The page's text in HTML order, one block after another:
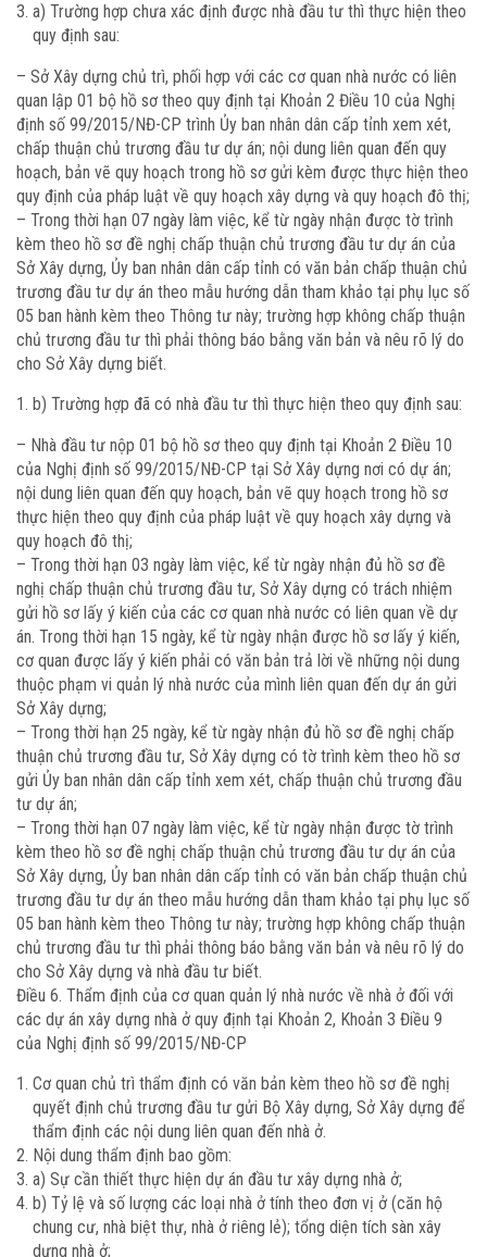
a) Trường hợp chưa xác định được nhà đầu tư thì thực hiện theo
quy định sau:
– Sở Xây dựng chủ trì, phối hợp với các cơ quan nhà nước có liên
quan lập 01 bộ hồ sơ theo quy định tại Khoản 2 Điều 10 của Nghị
định số 99/2015/NĐ-CP trình Ủy ban nhân dân cấp tỉnh xem xét,
chấp thuận chủ trương đầu tư dự án; nội dung liên quan đến quy
hoạch, bản vẽ quy hoạch trong hồ sơ gửi kèm được thực hiện theo
quy định của pháp luật về quy hoạch xây dựng và quy hoạch đô thị;
– Trong thời hạn 07 ngày làm việc, kể từ ngày nhận được tờ trình
kèm theo hồ sơ đề nghị chấp thuận chủ trương đầu tư dự án của
Sở Xây dựng, Ủy ban nhân dân cấp tỉnh có văn bản chấp thuận chủ
trương đầu tư dự án theo mẫu hướng dẫn tham khảo tại phụ lục số
05 ban hành kèm theo Thông tư này; trường hợp không chấp thuận
chủ trương đầu tư thì phải thông báo bằng văn bản và nêu rõ lý do
cho Sở Xây dựng biết.
b) Trường hợp đã có nhà đầu tư thì thực hiện theo quy định sau:
– Nhà đầu tư nộp 01 bộ hồ sơ theo quy định tại Khoản 2 Điều 10
của Nghị định số 99/2015/NĐ-CP tại Sở Xây dựng nơi có dự án;
nội dung liên quan đến quy hoạch, bản vẽ quy hoạch trong hồ sơ
thực hiện theo quy định của pháp luật về quy hoạch xây dựng và
quy hoạch đô thị;
– Trong thời hạn 03 ngày làm việc, kể từ ngày nhận đủ hồ sơ đề
nghị chấp thuận chủ trương đầu tư, Sở Xây dựng có trách nhiệm
gửi hồ sơ lấy ý kiến của các cơ quan nhà nước có liên quan về dự
án. Trong thời hạn 15 ngày, kể từ ngày nhận được hồ sơ lấy ý kiến,
cơ quan được lấy ý kiến phải có văn bản trả lời về những nội dung
thuộc phạm vi quản lý nhà nước của mình liên quan đến dự án gửi
Sở Xây dựng;
– Trong thời hạn 25 ngày, kể từ ngày nhận đủ hồ sơ đề nghị chấp
thuận chủ trương đầu tư, Sở Xây dựng có tờ trình kèm theo hồ sơ
gửi Ủy ban nhân dân cấp tỉnh xem xét, chấp thuận chủ trương đầu
tư dự án;
– Trong thời hạn 07 ngày làm việc, kể từ ngày nhận được tờ trình
kèm theo hồ sơ đề nghị chấp thuận chủ trương đầu tư dự án của
Sở Xây dựng, Ủy ban nhân dân cấp tỉnh có văn bản chấp thuận chủ
trương đầu tư dự án theo mẫu hướng dẫn tham khảo tại phụ lục số
05 ban hành kèm theo Thông tư này; trường hợp không chấp thuận
chủ trương đầu tư thì phải thông báo bằng văn bản và nêu rõ lý do
cho Sở Xây dựng và nhà đầu tư biết.
Điều 6. Thẩm định của cơ quan quản lý nhà nước về nhà ở đối với
các dự án xây dựng nhà ở quy định tại Khoản 2, Khoản 3 Điều 9
của Nghị định số 99/2015/NĐ-CP
Cơ quan chủ trì thẩm định có văn bản kèm theo hồ sơ đề nghị
quyết định chủ trương đầu tư gửi Bộ Xây dựng, Sở Xây dựng để
thẩm định các nội dung liên quan đến nhà ở.
Nội dung thẩm định bao gồm:
a) Sự cần thiết thực hiện dự án đầu tư xây dựng nhà ở;
b) Tỷ lệ và số lượng các loại nhà ở tính theo đơn vị ở (căn hộ
chung cư, nhà biệt thự, nhà ở riêng lẻ); tổng diện tích sàn xây
dựng nhà ở;